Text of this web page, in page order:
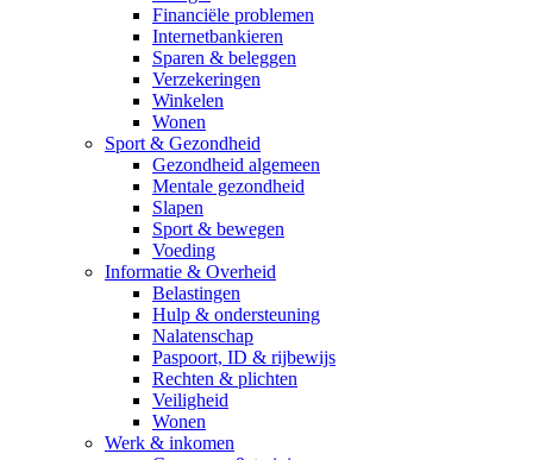
Financiële problemen
Internetbankieren
Sparen & beleggen
Verzekeringen
Winkelen
Wonen
Sport & Gezondheid
Gezondheid algemeen
Mentale gezondheid
Slapen
Sport & bewegen
Voeding
Informatie & Overheid
Belastingen
Hulp & ondersteuning
Nalatenschap
Paspoort, ID & rijbewijs
Rechten & plichten
Veiligheid
Wonen
Werk & inkomen